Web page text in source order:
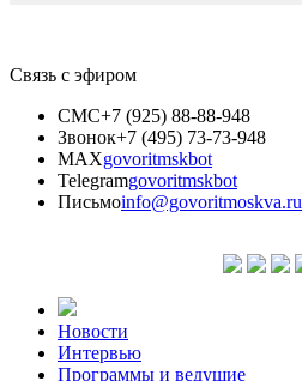
Связь с эфиром
СМС+7 (925) 88-88-948
Звонок+7 (495) 73-73-948
MAXgovoritmskbot
Telegramgovoritmskbot
Письмоinfo@govoritmoskva.ru
Новости
Интервью
Программы и ведущие